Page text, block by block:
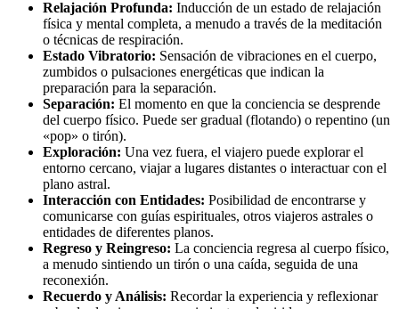
Relajación Profunda: Inducción de un estado de relajación
física y mental completa, a menudo a través de la meditación
o técnicas de respiración.
Estado Vibratorio: Sensación de vibraciones en el cuerpo,
zumbidos o pulsaciones energéticas que indican la
preparación para la separación.
Separación: El momento en que la conciencia se desprende
del cuerpo físico. Puede ser gradual (flotando) o repentino (un
«pop» o tirón).
Exploración: Una vez fuera, el viajero puede explorar el
entorno cercano, viajar a lugares distantes o interactuar con el
plano astral.
Interacción con Entidades: Posibilidad de encontrarse y
comunicarse con guías espirituales, otros viajeros astrales o
entidades de diferentes planos.
Regreso y Reingreso: La conciencia regresa al cuerpo físico,
a menudo sintiendo un tirón o una caída, seguida de una
reconexión.
Recuerdo y Análisis: Recordar la experiencia y reflexionar